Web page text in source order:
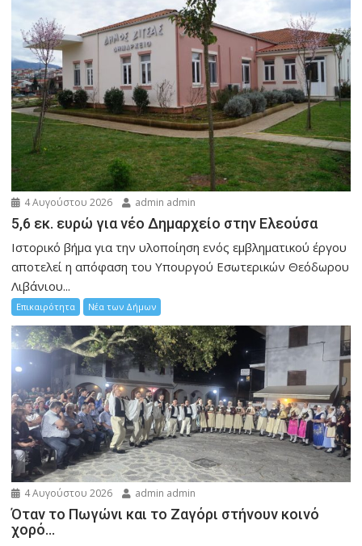
4 Αυγούστου 2026 admin admin
5,6 εκ. ευρώ για νέο Δημαρχείο στην Ελεούσα
Ιστορικό βήμα για την υλοποίηση ενός εμβληματικού έργου
αποτελεί η απόφαση του Υπουργού Εσωτερικών Θεόδωρου
Λιβάνιου...
Επικαιρότητα Νέα των Δήμων
4 Αυγούστου 2026 admin admin
Όταν το Πωγώνι και το Ζαγόρι στήνουν κοινό
χορό…